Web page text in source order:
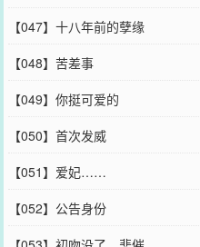
【047】十八年前的孽缘
【048】苦差事
【049】你挺可爱的
【050】首次发威
【051】爱妃……
【052】公告身份